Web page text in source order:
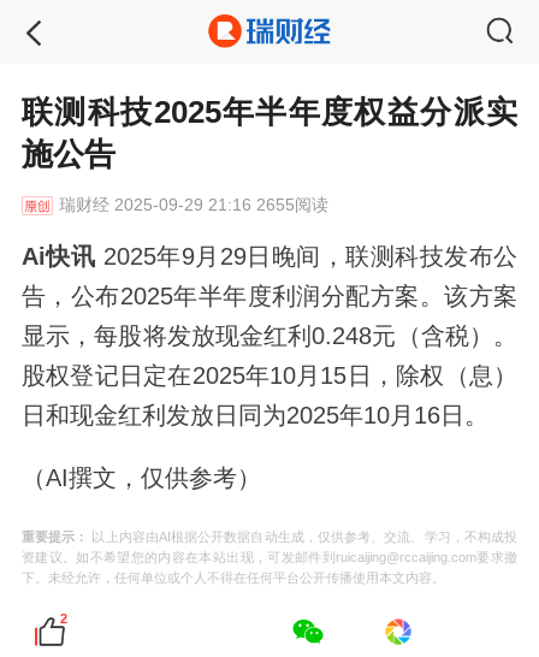
联测科技2025年半年度权益分派实
施公告
瑞财经2025-09-29 21:16 2655阅读
Ai快讯 2025年9月29日晚间，联测科技发布公
告，公布2025年半年度利润分配方案。该方案
显示，每股将发放现金红利0.248元（含税）。
股权登记日定在2025年10月15日，除权（息）
日和现金红利发放日同为2025年10月16日。
（AI撰文，仅供参考）
重要提示：
以上内容由AI根据公开数据自动生成，仅供参考、交流、学习，不构成投
资建议。如不希望您的内容在本站出现，可发邮件到ruicaijing@rccaijing.com要求撤
下。未经允许，任何单位或个人不得在任何平台公开传播使用本文内容。
2